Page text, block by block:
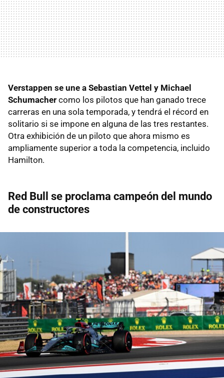
Verstappen se une a Sebastian Vettel y Michael
Schumacher como los pilotos que han ganado trece
carreras en una sola temporada, y tendrá el récord en
solitario si se impone en alguna de las tres restantes.
Otra exhibición de un piloto que ahora mismo es
ampliamente superior a toda la competencia, incluido
Hamilton.
Red Bull se proclama campeón del mundo
de constructores